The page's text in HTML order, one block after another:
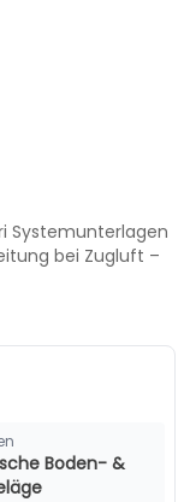
Systemunterlagen
bei Zugluft –
Boden- &